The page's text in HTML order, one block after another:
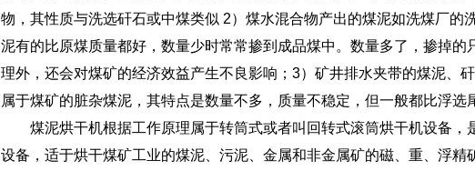
1 2 3
物，其性质与洗选矸石或中煤类似 2）煤水混合物产出的煤泥如洗煤厂的
泥有的比原煤质量都好，数量少时常常掺到成品煤中。数量多了，掺掉
理外，还会对煤矿的经济效益产生不良影响；3）矿井排水夹带的煤泥、
属于煤矿的脏杂煤泥，其特点是数量不多，质量不稳定，但一般都比浮选
煤泥烘干机根据工作原理属于转筒式或者叫回转式滚筒烘干机设备，
设备，适于烘干煤矿工业的煤泥、污泥、金属和非金属矿的磁、重、浮